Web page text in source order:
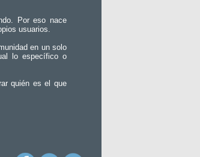
Por eso nace
usuarios.
en un solo
lo específico o
quién es el que